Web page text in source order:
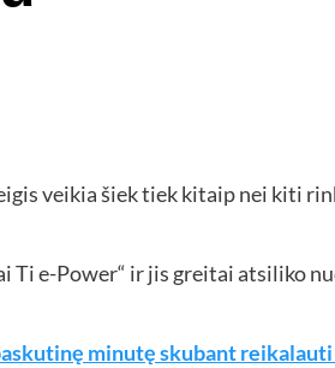
veikia šiek tiek kitaip nei kiti
Ti e-Power“ ir jis greitai atsiliko
minutę skubant